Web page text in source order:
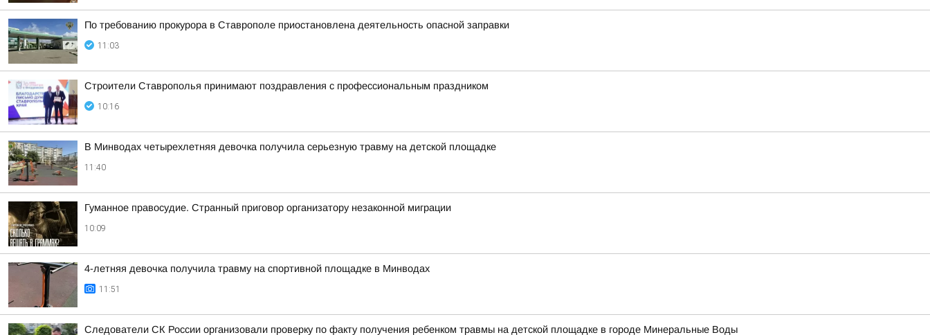
По требованию прокурора в Ставрополе приостановлена деятельность опасной заправки
11:03
Строители Ставрополья принимают поздравления с профессиональным праздником
10:16
В Минводах четырехлетняя девочка получила серьезную травму на детской площадке
11:40
Гуманное правосудие. Странный приговор организатору незаконной миграции
10:09
4-летняя девочка получила травму на спортивной площадке в Минводах
11:51
Следователи СК России организовали проверку по факту получения ребенком травмы на детской площадке в городе Минеральные Воды